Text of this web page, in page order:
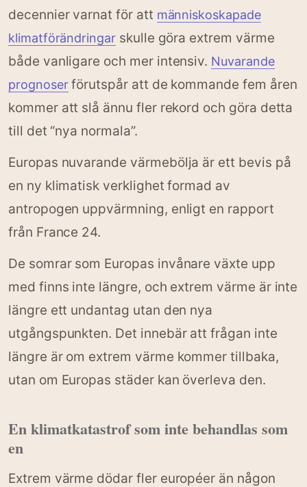
decennier varnat för att människoskapade
klimatförändringarskulle göra extrem värme
både vanligare och mer intensiv. Nuvarande
prognoserförutspår att de kommande fem åren
kommer att slå ännu fler rekord och göra detta
till det “nya normala”.
Europas nuvarande värmebölja är ett bevis på
en ny klimatisk verklighet formad av
antropogen uppvärmning, enligt en rapport
från France 24.
De somrar som Europas invånare växte upp
med finns inte längre, och extrem värme är inte
längre ett undantag utan den nya
utgångspunkten. Det innebär att frågan inte
längre är om extrem värme kommer tillbaka,
utan om Europas städer kan överleva den.
En klimatkatastrof som inte behandlas som
en
Extrem värme dödar fler européer än någon